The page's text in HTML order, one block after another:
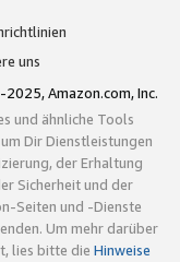
uns
Amazon.com, Inc.
und ähnliche Tools
Dir Dienstleistungen
der Erhaltung
Sicherheit und der
Seiten und -Dienste
Um mehr darüber
lies bitte die Hinweise